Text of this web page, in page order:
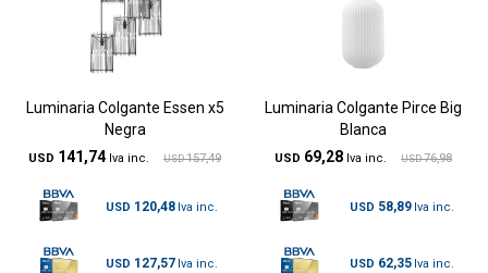
Luminaria Colgante Essen x5
Negra
USD 141,74 USD 157,49
USD 120,48
USD 127,57
Luminaria Colgante Pirce Big
Blanca
USD 69,28 USD 76,98
USD 58,89
USD 62,35